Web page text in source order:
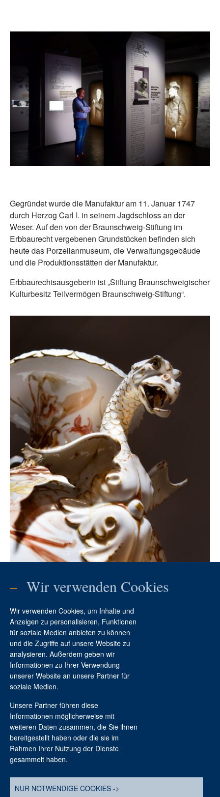
– Wir verwenden Cookies
Wir verwenden Cookies, um Inhalte und
Anzeigen zu personalisieren, Funktionen
für soziale Medien anbieten zu können
und die Zugriffe auf unsere Website zu
analysieren. Außerdem geben wir
Informationen zu Ihrer Verwendung
unserer Website an unsere Partner für
soziale Medien.
Unsere Partner führen diese
Informationen möglicherweise mit
weiteren Daten zusammen, die Sie ihnen
bereitgestellt haben oder die sie im
Rahmen Ihrer Nutzung der Dienste
gesammelt haben.
NUR NOTWENDIGE COOKIES ->
Gegründet wurde die Manufaktur am 11. Januar 1747
durch Herzog Carl I. in seinem Jagdschloss an der
Weser. Auf den von der Braunschweig-Stiftung im
Erbbaurecht vergebenen Grundstücken befinden sich
heute das Porzellanmuseum, die Verwaltungsgebäude
und die Produktionsstätten der Manufaktur.
Erbbaurechtsausgeberin ist „Stiftung Braunschweigischer
Kulturbesitz Teilvermögen Braunschweig-Stiftung“.
Kontakt